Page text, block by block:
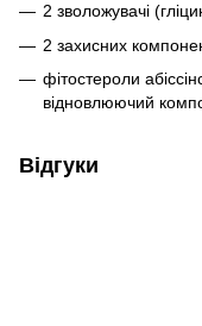
2 зволожувачі
2 захисних
фітостероли
відновлюючий
Відгуки